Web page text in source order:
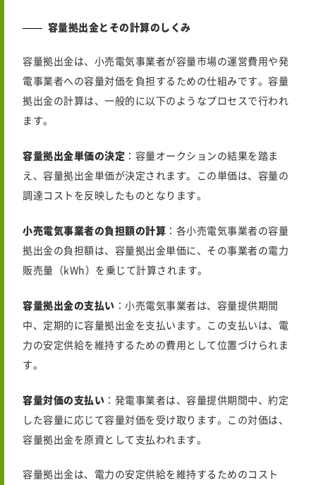
容量拠出金とその計算のしくみ
容量拠出金は、小売電気事業者が容量市場の運営費用や発
電事業者への容量対価を負担するための仕組みです。容量
拠出金の計算は、一般的に以下のようなプロセスで行われ
ます。
容量拠出金単価の決定 ：容量オークションの結果を踏ま
え、容量拠出金単価が決定されます。この単価は、容量の
調達コストを反映したものとなります。
小売電気事業者の負担額の計算 ：各小売電気事業者の容量
拠出金の負担額は、容量拠出金単価に、その事業者の電力
販売量（kWh）を乗じて計算されます。
容量拠出金の支払い ：小売電気事業者は、容量提供期間
中、定期的に容量拠出金を支払います。この支払いは、電
力の安定供給を維持するための費用として位置づけられま
す。
容量対価の支払い ：発電事業者は、容量提供期間中、約定
した容量に応じて容量対価を受け取ります。この対価は、
容量拠出金を原資として支払われます。
容量拠出金は、電力の安定供給を維持するためのコスト